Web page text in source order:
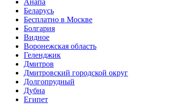
Беларусь
Бесплатно в Москве
Болгария
Видное
Воронежская область
Геленджик
Дмитров
Дмитровский городской округ
Долгопрудный
Дубна
Египет